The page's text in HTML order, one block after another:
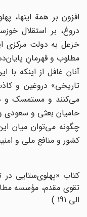
افزون بر همة اینها،
دروغ، بر استقلال
خزعل به دولت مرکزی
مطلوب و قهرمانِ
آنان غافل از اینکه با
تاریخی» دروغین و
می‌کنند و مستمسک و
حامیان بعثی و سعودی و
چگونه می‌توان میان
کشور و منافع ملی و
کتاب «پهلوی‌ستایی در
الی 191 )